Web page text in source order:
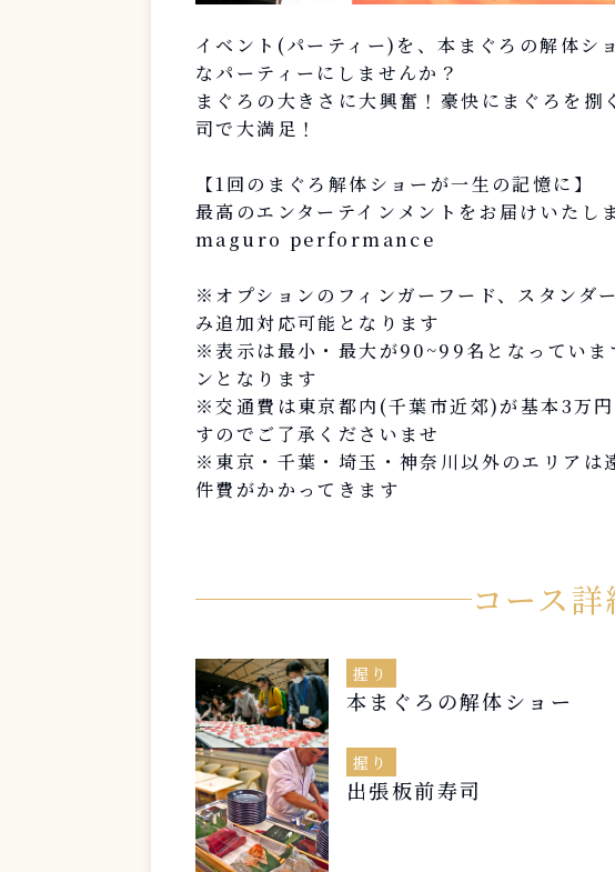
イベント(パーティー)を、本まぐろの解体
なパーティーにしませんか？
まぐろの大きさに大興奮！豪快にまぐろを
司で大満足！
【1回のまぐろ解体ショーが一生の記憶に】
最高のエンターテインメントをお届けいたし
maguro performance
※オプションのフィンガーフード、スタンダ
み追加対応可能となります
※表示は最小・最大が90~99名となっていま
ンとなります
※交通費は東京都内(千葉市近郊)が基本3万
すのでご了承くださいませ
※東京・千葉・埼玉・神奈川以外のエリアは
件費がかかってきます
コース詳
握り
本まぐろの解体ショー
握り
出張板前寿司